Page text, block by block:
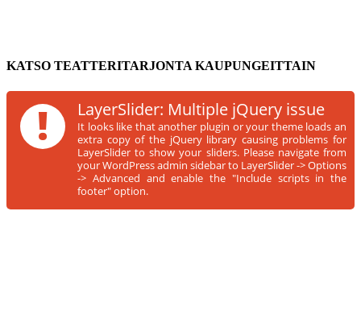
KATSO TEATTERITARJONTA KAUPUNGEITTAIN
! LayerSlider: Multiple jQuery issue
It looks like that another plugin or your theme loads an
extra copy of the jQuery library causing problems for
LayerSlider to show your sliders. Please navigate from
your WordPress admin sidebar to LayerSlider -> Options
-> Advanced and enable the "Include scripts in the
footer" option.